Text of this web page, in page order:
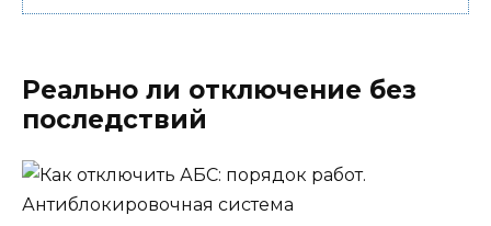
Реально ли отключение без
последствий